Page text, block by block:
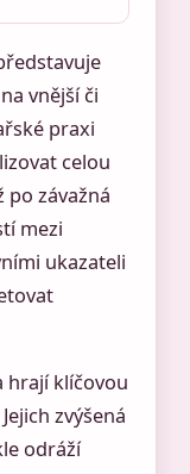
vnější či
praxi
celou
po závažná
mezi
ukazateli
hrají klíčovou
zvýšená
odráží